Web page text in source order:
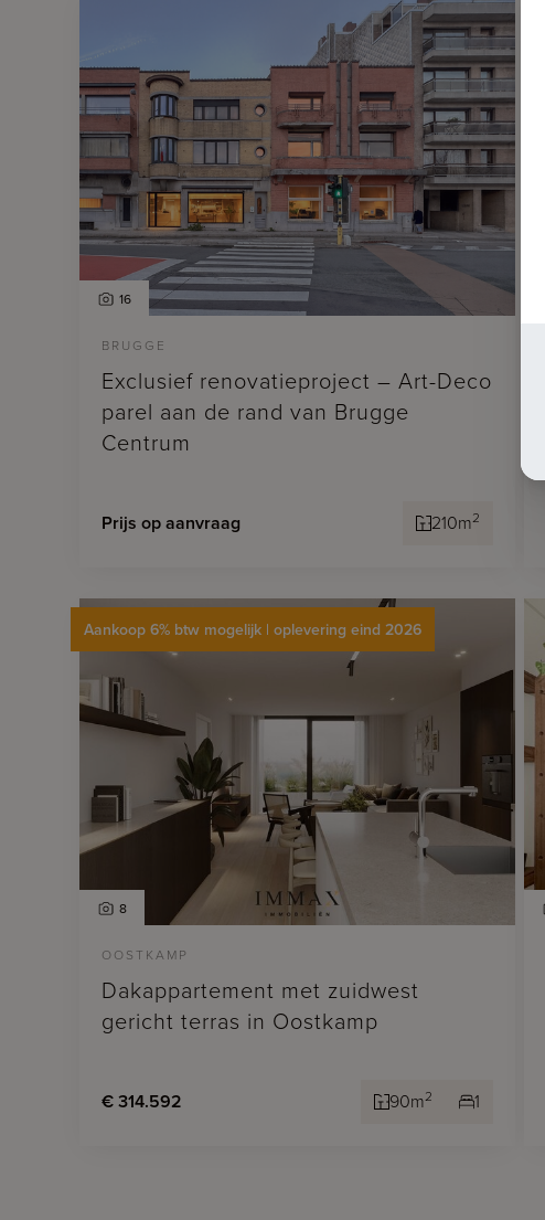
16
BRUGGE
Exclusief renovatieproject – Art-Deco
parel aan de rand van Brugge
Centrum
Prijs op aanvraag 210m2
Aankoop 6% btw mogelijk | oplevering eind 2026
8
OOSTKAMP
Dakappartement met zuidwest
gericht terras in Oostkamp
€ 314.592 90m2 1